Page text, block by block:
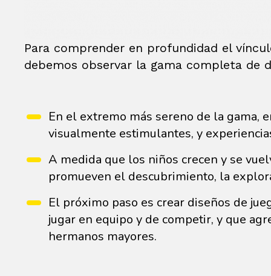
Para comprender en profundidad el
debemos observar la gama completa de
En el extremo más sereno de la gama,
visualmente estimulantes, y
A medida que los niños crecen y se
promueven el descubrimiento, la
El próximo paso es crear diseños de
jugar en equipo y de competir, y que
hermanos mayores.